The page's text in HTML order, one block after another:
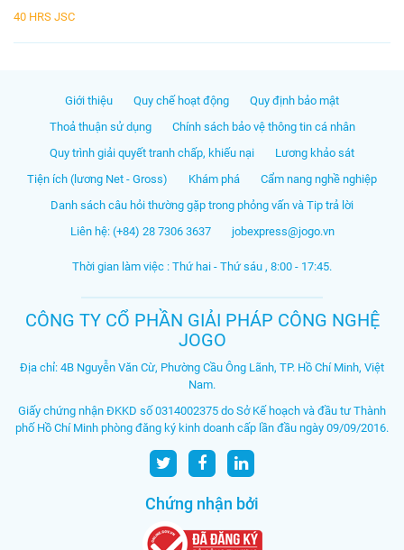
40 HRS JSC
Giới thiệu Quy chế hoạt động
Quy định bảo mật
Thoả thuận sử dụng
Chính sách bảo vệ thông tin cá nhân
Quy trình giải quyết tranh chấp, khiếu nại
Lương khảo sát
Tiện ích (lương Net - Gross)
Khám phá
Cẩm nang nghề nghiệp
Danh sách câu hỏi thường gặp trong phỏng vấn và Tip trả lời
Liên hệ: (+84) 28 7306 3637
jobexpress@jogo.vn
Thời gian làm việc : Thứ hai - Thứ sáu , 8:00 - 17:45.
CÔNG TY CỔ PHẦN GIẢI PHÁP CÔNG NGHỆ
JOGO
Địa chỉ: 4B Nguyễn Văn Cừ, Phường Cầu Ông Lãnh, TP. Hồ Chí Minh, Việt
Nam.
Giấy chứng nhận ĐKKD số 0314002375 do Sở Kế hoạch và đầu tư Thành
phố Hồ Chí Minh phòng đăng ký kinh doanh cấp lần đầu ngày 09/09/2016.
Chứng nhận bởi